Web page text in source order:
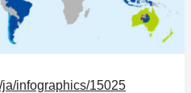
ja/infographics/15025